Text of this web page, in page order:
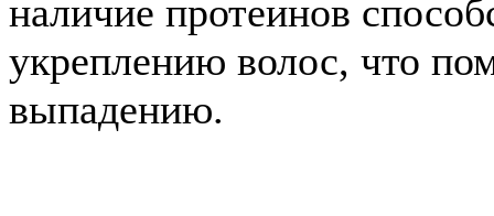
наличие протеинов
укреплению волос, что
выпадению.